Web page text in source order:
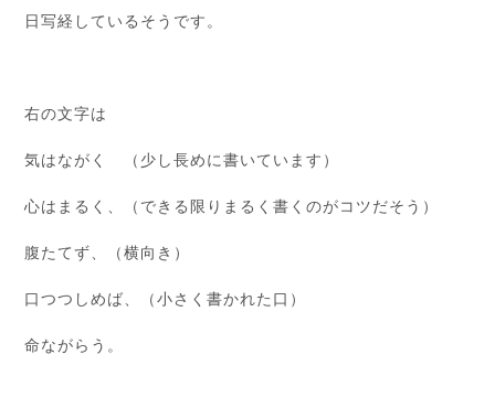
日写経しているそうです。
右の文字は
気はながく （少し長めに書いています）
心はまるく、（できる限りまるく書くのがコツだそう）
腹たてず、（横向き）
口つつしめば、（小さく書かれた口）
命ながらう。